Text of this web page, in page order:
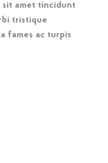
sit amet tincidunt
tristique
fames ac turpis